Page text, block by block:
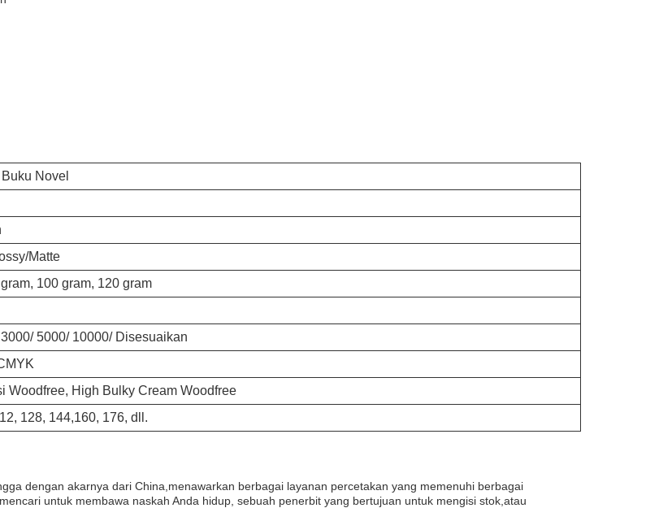
Novel
Matte
100 gram, 120 gram
5000/ 10000/ Disesuaikan
Woodfree, High Bulky Cream Woodfree
128, 144,160, 176, dll.
dengan akarnya dari China,menawarkan berbagai layanan percetakan yang memenuhi berbagai
untuk membawa naskah Anda hidup, sebuah penerbit yang bertujuan untuk mengisi stok,atau